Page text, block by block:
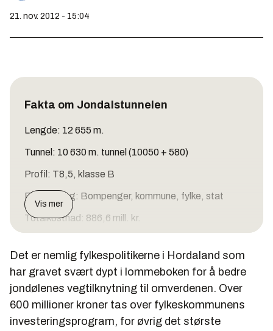
21. nov. 2012 - 15:04
Fakta om Jondalstunnelen
Lengde: 12 655 m.
Tunnel: 10 630 m. tunnel (10050 + 580)
Profil: T8,5, klasse B
Finansiering: Bompenger, kommune, fylke, stat
Totalkostnad: 886,6 mill. kr.
Prosjektering: Statens vegvesen region Vest
Byggetid: sep. 2009 – sep. 2013
Vis mer
Det er nemlig fylkespolitikerne i Hordaland som
har gravet svært dypt i lommeboken for å bedre
jondølenes vegtilknytning til omverdenen. Over
600 millioner kroner tas over fylkeskommunens
investeringsprogram, for øvrig det største